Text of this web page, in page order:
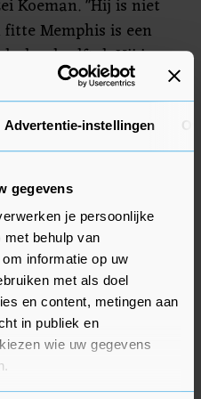
Advertentie-instellingen
gegevens
je persoonlijke
behulp van
informatie op uw
met als doel
en content, metingen aan
in publiek en
wie uw gegevens
Koeman. "Hij is niet
Memphis is een
elftal. Hij is nu
fit, daar was hij net
Eigenlijk zou hij er
stappen om
Maar dat is lastig in
die zijn draai bij
gevonden. "Ik denk
Bij het
dat niveau misschien
ben ik niet
speler", aldus de
had op de vraag